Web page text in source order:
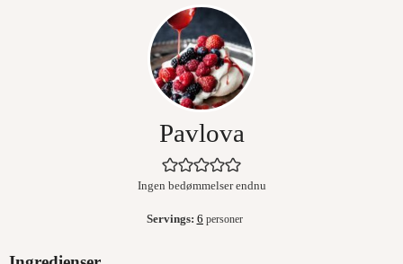
Pavlova
Ingen bedømmelser endnu
Servings: 6 personer